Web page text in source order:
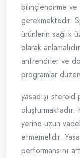
bilinçlendirme ve
gerekmektedir.
ürünlerin sağlık
olarak
antrenörler ve
programlar
yasadışı
oluşturmaktadır.
yerine uzun
etmemelidir.
performansını